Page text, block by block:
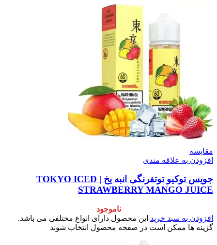
مقایسه
افزودن به علاقه مندی
جویس توکیو توتفرنگی انبه یخ | TOKYO ICED
STRAWBERRY MANGO JUICE
ناموجود
افزودن به سبد خرید این محصول دارای انواع مختلفی می باشد.
گزینه ها ممکن است در صفحه محصول انتخاب شوند